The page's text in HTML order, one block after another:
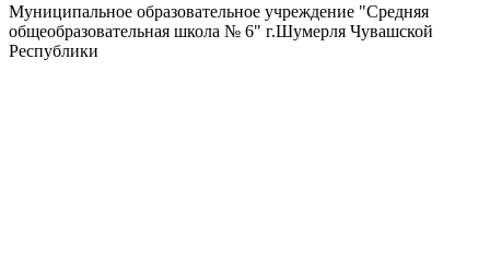
Муниципальное образовательное учреждение "Средняя
общеобразовательная школа № 6" г.Шумерля Чувашской
Республики